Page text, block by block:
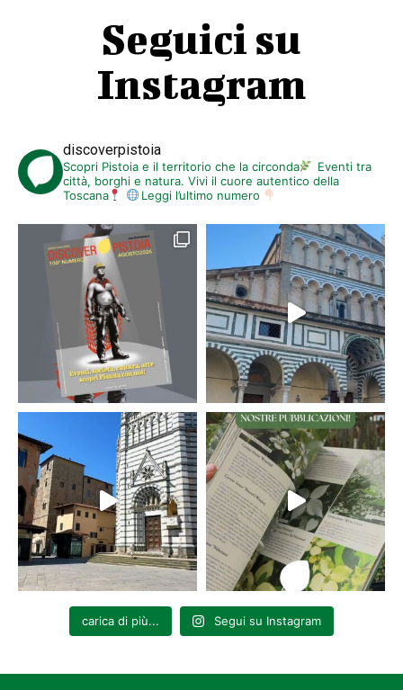
Seguici su
Instagram
discoverpistoia
Scopri Pistoia e il territorio che la circonda
Eventi tra
città, borghi e natura. Vivi il cuore autentico della
Toscana
Leggi l’ultimo numero
carica di più... Segui su Instagram